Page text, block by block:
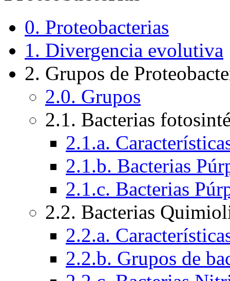
0. Proteobacterias
1. Divergencia evolutiva
2. Grupos de
2.0. Grupos
2.1. Bacterias
2.1.a.
2.1.b. Bacterias
2.1.c. Bacterias
2.2. Bacterias
2.2.a.
2.2.b. Grupos de